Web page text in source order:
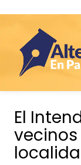
contenido
El